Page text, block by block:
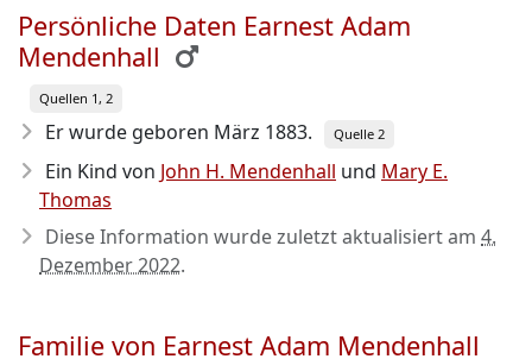
Persönliche Daten Earnest Adam
Mendenhall
Quellen 1, 2
Er wurde geboren März 1883. Quelle 2
Ein Kind von John H. Mendenhall und Mary E.
Thomas
Diese Information wurde zuletzt aktualisiert am 4.
Dezember 2022.
Familie von Earnest Adam Mendenhall